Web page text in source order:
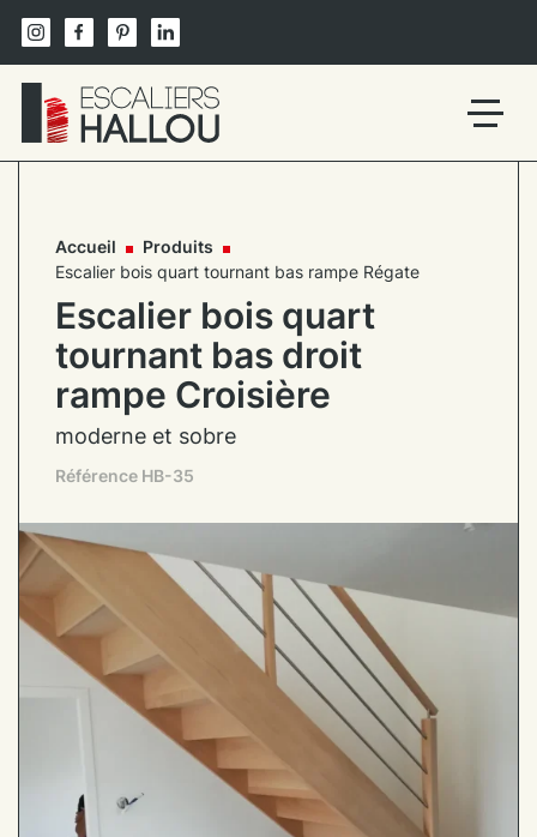
content
Un
Accueil
Produits
Escalier bois quart tournant bas rampe Régate
Escalier bois quart
tournant bas droit
rampe Croisière
moderne et sobre
Référence HB-35